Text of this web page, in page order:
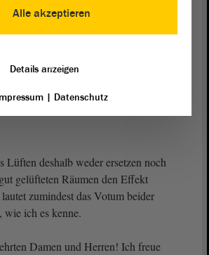
mobilen Luftfiltern für alle
besten das Lüften. Mobile
damit einfach nicht mithalten.
Lüften deshalb weder ersetzen noch
gelüfteten Räumen den Effekt
zumindest das Votum beider
ich es kenne.
Damen und Herren! Ich freue
Alle akzeptieren
Details anzeigen
| Datenschutz